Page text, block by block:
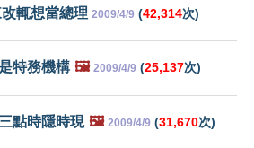
輒想當總理 2009/4/9 (42,314次)
特務機構 🖼️ 2009/4/9 (25,137次)
點時隱時現 🖼️ 2009/4/9 (31,670次)